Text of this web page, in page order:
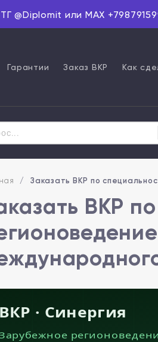
@Diplomit или MAX
Гарантии Заказ ВКР Как
/ Заказать ВКР по
ВКР
ВКР · Синергия